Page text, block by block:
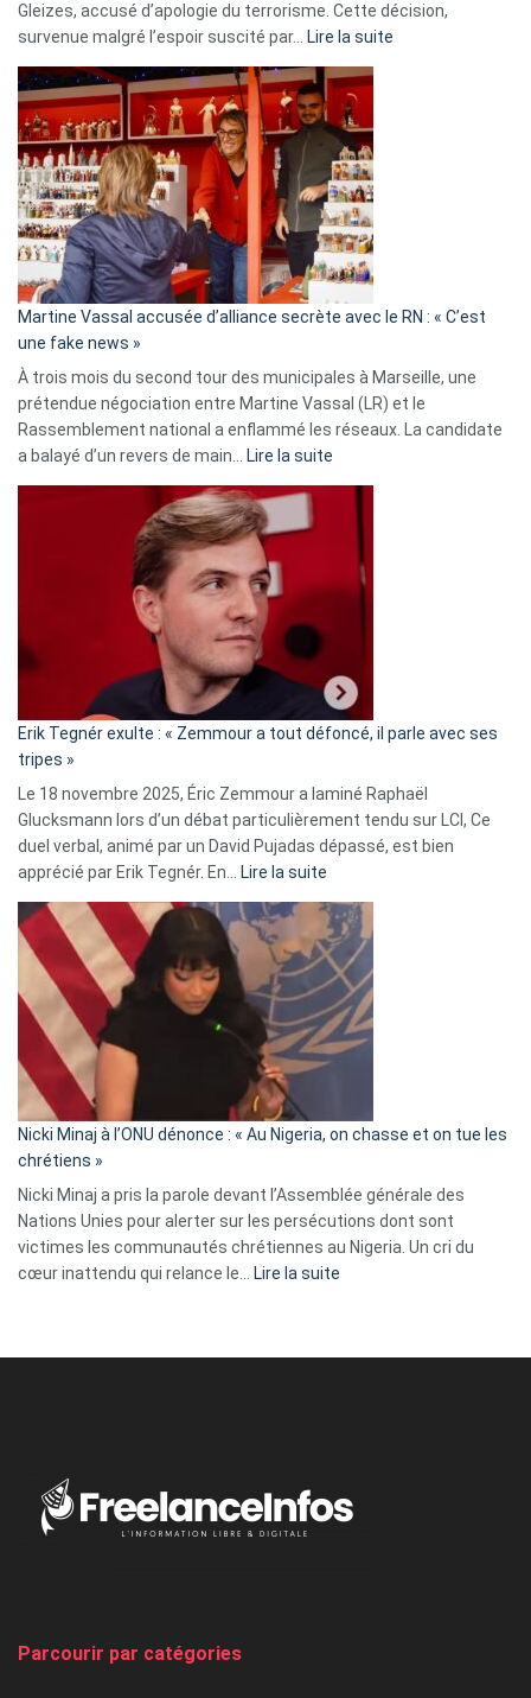
Gleizes, accusé d’apologie du terrorisme. Cette décision,
survenue malgré l’espoir suscité par… Lire la suite
Algérie
Martine Vassal accusée d’alliance secrète avec le RN : « C’est
une fake news »
À trois mois du second tour des municipales à Marseille, une
prétendue négociation entre Martine Vassal (LR) et le
Rassemblement national a enflammé les réseaux. La candidate
a balayé d’un revers de main… Lire la suite
Martine
Vassal
d’alliance
secrète
«
C’est
fake
news
»
Erik Tegnér exulte : « Zemmour a tout défoncé, il parle avec ses
tripes »
Le 18 novembre 2025, Éric Zemmour a laminé Raphaël
Glucksmann lors d’un débat particulièrement tendu sur LCI, Ce
duel verbal, animé par un David Pujadas dépassé, est bien
apprécié par Erik Tegnér. En… Lire la suite
Erik
Tegnér
exulte
:
« Zemmour
a
tout
parle
ses
tripes »
Nicki Minaj à l’ONU dénonce : « Au Nigeria, on chasse et on tue les
chrétiens »
Nicki Minaj a pris la parole devant l’Assemblée générale des
Nations Unies pour alerter sur les persécutions dont sont
victimes les communautés chrétiennes au Nigeria. Un cri du
cœur inattendu qui relance le… Lire la suite
Nigeria,
Parcourir par catégories